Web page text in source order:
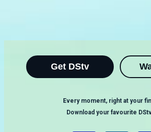
Get DStv
Every moment, right at your
Download your favourite